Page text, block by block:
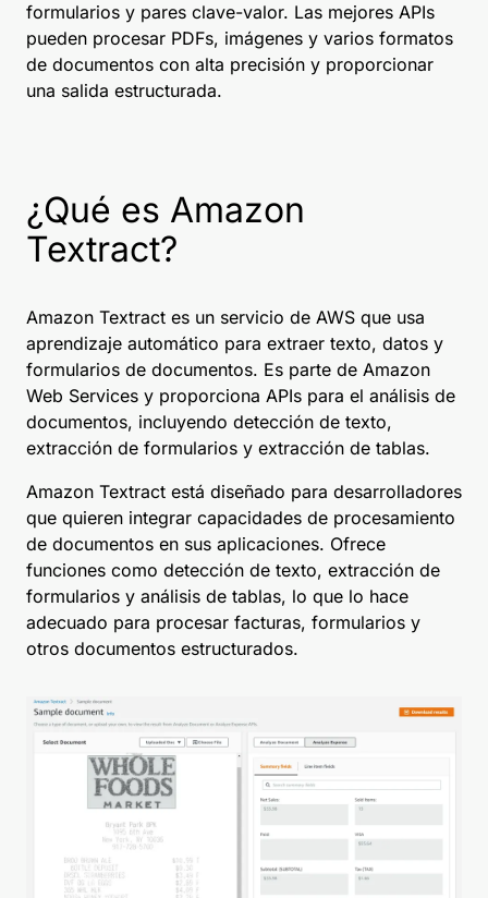
formularios y pares clave-valor. Las mejores APIs
pueden procesar PDFs, imágenes y varios formatos
de documentos con alta precisión y proporcionar
una salida estructurada.
¿Qué es Amazon
Textract?
Amazon Textract es un servicio de AWS que usa
aprendizaje automático para extraer texto, datos y
formularios de documentos. Es parte de Amazon
Web Services y proporciona APIs para el análisis de
documentos, incluyendo detección de texto,
extracción de formularios y extracción de tablas.
Amazon Textract está diseñado para desarrolladores
que quieren integrar capacidades de procesamiento
de documentos en sus aplicaciones. Ofrece
funciones como detección de texto, extracción de
formularios y análisis de tablas, lo que lo hace
adecuado para procesar facturas, formularios y
otros documentos estructurados.